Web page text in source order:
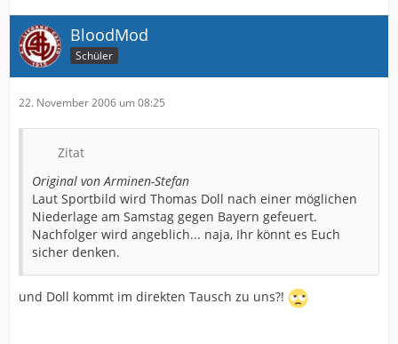
BloodMod
Schüler
22. November 2006 um 08:25
Zitat
Original von Arminen-Stefan
Laut Sportbild wird Thomas Doll nach einer möglichen
Niederlage am Samstag gegen Bayern gefeuert.
Nachfolger wird angeblich... naja, Ihr könnt es Euch
sicher denken.
und Doll kommt im direkten Tausch zu uns?!